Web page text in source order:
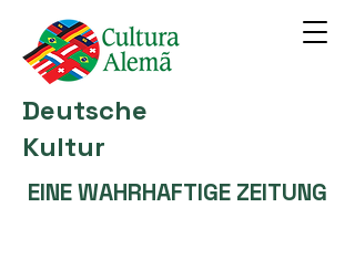
Deutsche
Kultur
EINE WAHRHAFTIGE ZEITUNG